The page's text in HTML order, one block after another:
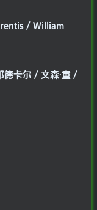
/ William
卡尔 / 文森·童 /